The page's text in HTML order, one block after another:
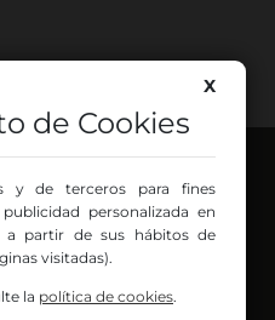
Agurtzane
Belén Ollero
Dani
Eva Argote
X
de Cookies
y de terceros para fines
personalizada en
a partir de sus hábitos de
visitadas).
la política de cookies.